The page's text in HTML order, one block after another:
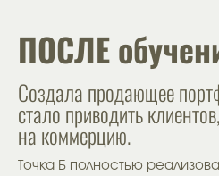
ПОСЛЕ
Создала продающее
стало приводить
на коммерцию.
Точка Б полностью